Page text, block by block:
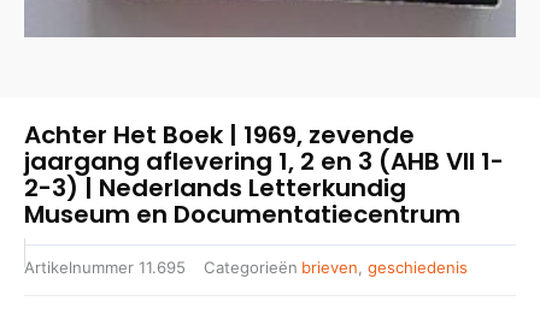
Achter Het Boek | 1969, zevende
jaargang aflevering 1, 2 en 3 (AHB VII 1-
2-3) | Nederlands Letterkundig
Museum en Documentatiecentrum
Artikelnummer 11.695 Categorieën brieven geschiedenis